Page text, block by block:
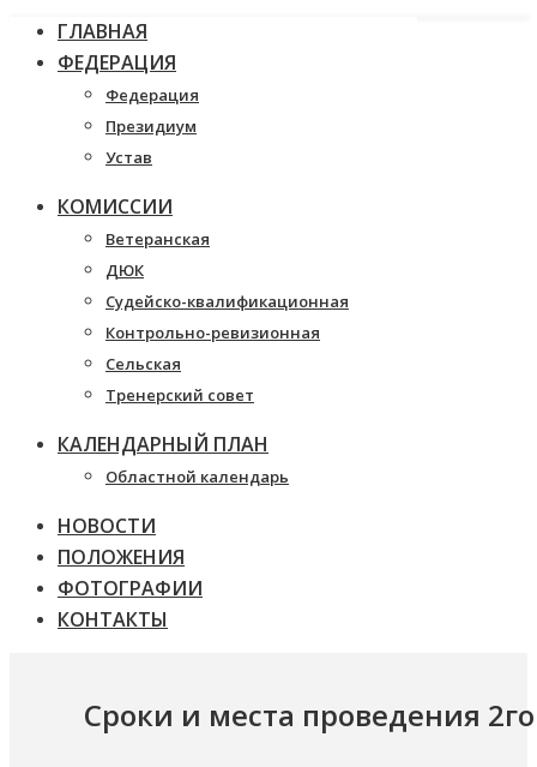
ГЛАВНАЯ
ФЕДЕРАЦИЯ
Федерация
Президиум
Устав
КОМИССИИ
Ветеранская
ДЮК
Судейско-квалификационная
Контрольно-ревизионная
Сельская
Тренерский совет
КАЛЕНДАРНЫЙ ПЛАН
Областной календарь
НОВОСТИ
ПОЛОЖЕНИЯ
ФОТОГРАФИИ
КОНТАКТЫ
Сроки и места проведения